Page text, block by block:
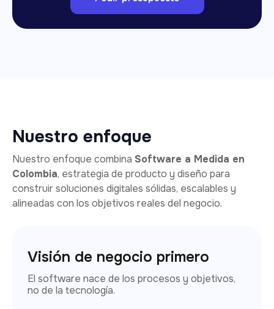
Nuestro enfoque
Nuestro enfoque combina Software a Medida en
Colombia, estrategia de producto y diseño para
construir soluciones digitales sólidas, escalables y
alineadas con los objetivos reales del negocio.
Visión de negocio primero
El software nace de los procesos y objetivos,
no de la tecnología.